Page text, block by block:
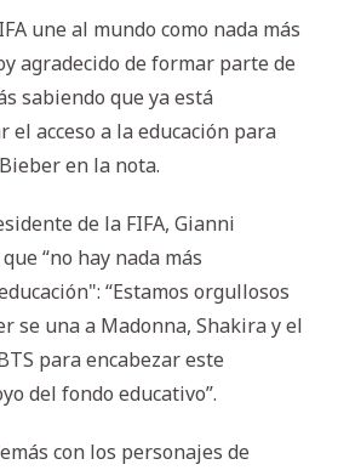
une al mundo como nada más
agradecido de formar parte de
sabiendo que ya está
el acceso a la educación para
en la nota.
de la FIFA, Gianni
“no hay nada más
“Estamos orgullosos
se una a Madonna, Shakira y el
para encabezar este
del fondo educativo”.
con los personajes de